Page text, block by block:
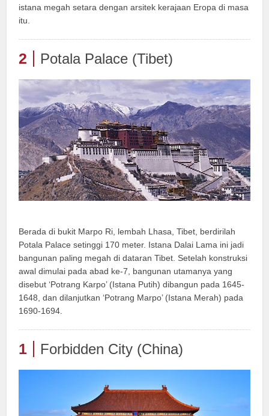
istana megah setara dengan arsitek kerajaan Eropa di masa
itu.
2 Potala Palace (Tibet)
Berada di bukit Marpo Ri, lembah Lhasa, Tibet, berdirilah
Potala Palace setinggi 170 meter. Istana Dalai Lama ini jadi
bangunan paling megah di dataran Tibet. Setelah konstruksi
awal dimulai pada abad ke-7, bangunan utamanya yang
disebut ‘Potrang Karpo’ (Istana Putih) dibangun pada 1645-
1648, dan dilanjutkan ‘Potrang Marpo’ (Istana Merah) pada
1690-1694.
1 Forbidden City (China)